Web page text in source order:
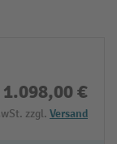
1.098,00 €
zzgl. Versand